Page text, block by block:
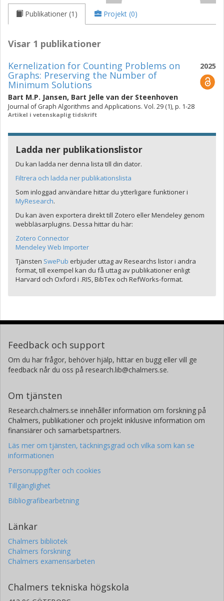
Publikationer (1) Projekt (0)
Visar 1 publikationer
2025
Kernelization for Counting Problems on
Graphs: Preserving the Number of
Minimum Solutions
Bart M.P. Jansen, Bart Jelle van der Steenhoven
Journal of Graph Algorithms and Applications. Vol. 29 (1), p. 1-28
Artikel i vetenskaplig tidskrift
Ladda ner publikationslistor
Du kan ladda ner denna lista till din dator.
Filtrera och ladda ner publikationslista
Som inloggad användare hittar du ytterligare funktioner i
MyResearch.
Du kan även exportera direkt till Zotero eller Mendeley genom
webbläsarplugins. Dessa hittar du här:
Zotero Connector
Mendeley Web Importer
Tjänsten SwePub erbjuder uttag av Researchs listor i andra
format, till exempel kan du få uttag av publikationer enligt
Harvard och Oxford i .RIS, BibTex och RefWorks-format.
Feedback och support
Om du har frågor, behöver hjälp, hittar en bugg eller vill ge
feedback når du oss på research.lib@chalmers.se.
Om tjänsten
Research.chalmers.se innehåller information om forskning på
Chalmers, publikationer och projekt inklusive information om
finansiärer och samarbetspartners.
Läs mer om tjänsten, täckningsgrad och vilka som kan se
informationen
Personuppgifter och cookies
Tillgänglighet
Bibliografibearbetning
Länkar
Chalmers bibliotek
Chalmers forskning
Chalmers examensarbeten
Chalmers tekniska högskola